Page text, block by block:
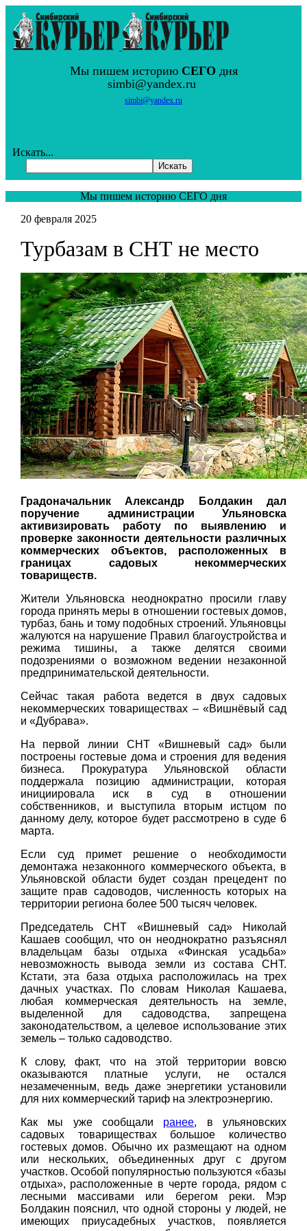
Мы пишем историю СЕГО дня
simbi@yandex.ru
simbi@yandex.ru
Искать...
Искать
Мы пишем историю СЕГО дня
20 февраля 2025
Турбазам в СНТ не место
Градоначальник Александр Болдакин дал
поручение администрации Ульяновска
активизировать работу по выявлению и
проверке законности деятельности различных
коммерческих объектов, расположенных в
границах садовых некоммерческих
товариществ.
Жители Ульяновска неоднократно просили главу
города принять меры в отношении гостевых домов,
турбаз, бань и тому подобных строений. Ульяновцы
жалуются на нарушение Правил благоустройства и
режима тишины, а также делятся своими
подозрениями о возможном ведении незаконной
предпринимательской деятельности.
Сейчас такая работа ведется в двух садовых
некоммерческих товариществах – «Вишнёвый сад
и «Дубрава».
На первой линии СНТ «Вишневый сад» были
построены гостевые дома и строения для ведения
бизнеса. Прокуратура Ульяновской области
поддержала позицию администрации, которая
инициировала иск в суд в отношении
собственников, и выступила вторым истцом по
данному делу, которое будет рассмотрено в суде 6
марта.
Если суд примет решение о необходимости
демонтажа незаконного коммерческого объекта, в
Ульяновской области будет создан прецедент по
защите прав садоводов, численность которых на
территории региона более 500 тысяч человек.
Председатель СНТ «Вишневый сад» Николай
Кашаев сообщил, что он неоднократно разъяснял
владельцам базы отдыха «Финская усадьба»
невозможность вывода земли из состава СНТ.
Кстати, эта база отдыха расположилась на трех
дачных участках. По словам Николая Кашаева,
любая коммерческая деятельность на земле,
выделенной для садоводства, запрещена
законодательством, а целевое использование этих
земель – только садоводство.
К слову, факт, что на этой территории вовсю
оказываются платные услуги, не остался
незамеченным, ведь даже энергетики установили
для них коммерческий тариф на электроэнергию.
Как мы уже сообщали ранее, в ульяновских
садовых товариществах большое количество
гостевых домов. Обычно их размещают на одном
или нескольких, объединенных друг с другом
участков. Особой популярностью пользуются «базы
отдыха», расположенные в черте города, рядом с
лесными массивами или берегом реки. Мэр
Болдакин пояснил, что одной стороны у людей, не
имеющих приусадебных участков, появляется